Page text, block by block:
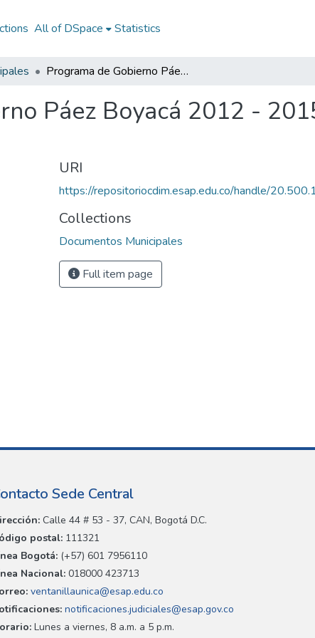
All of DSpace Statistics
Programa de Gobierno Páez Boyacá 2012 - 2015: PG Páez Boyacá 2012 - 2015
Páez Boyacá 2012 -
URI
https://repositoriocdim.esap.edu.co/handle/
Collections
Documentos Municipales
Full item page
Sede Central
Calle 44 # 53 - 37, CAN, Bogotá D.C.
postal: 111321
Bogotá: (+57) 601 7956110
Nacional: 018000 423713
ventanillaunica@esap.edu.co
notificaciones.judiciales@esap.gov.co
Lunes a viernes, 8 a.m. a 5 p.m.